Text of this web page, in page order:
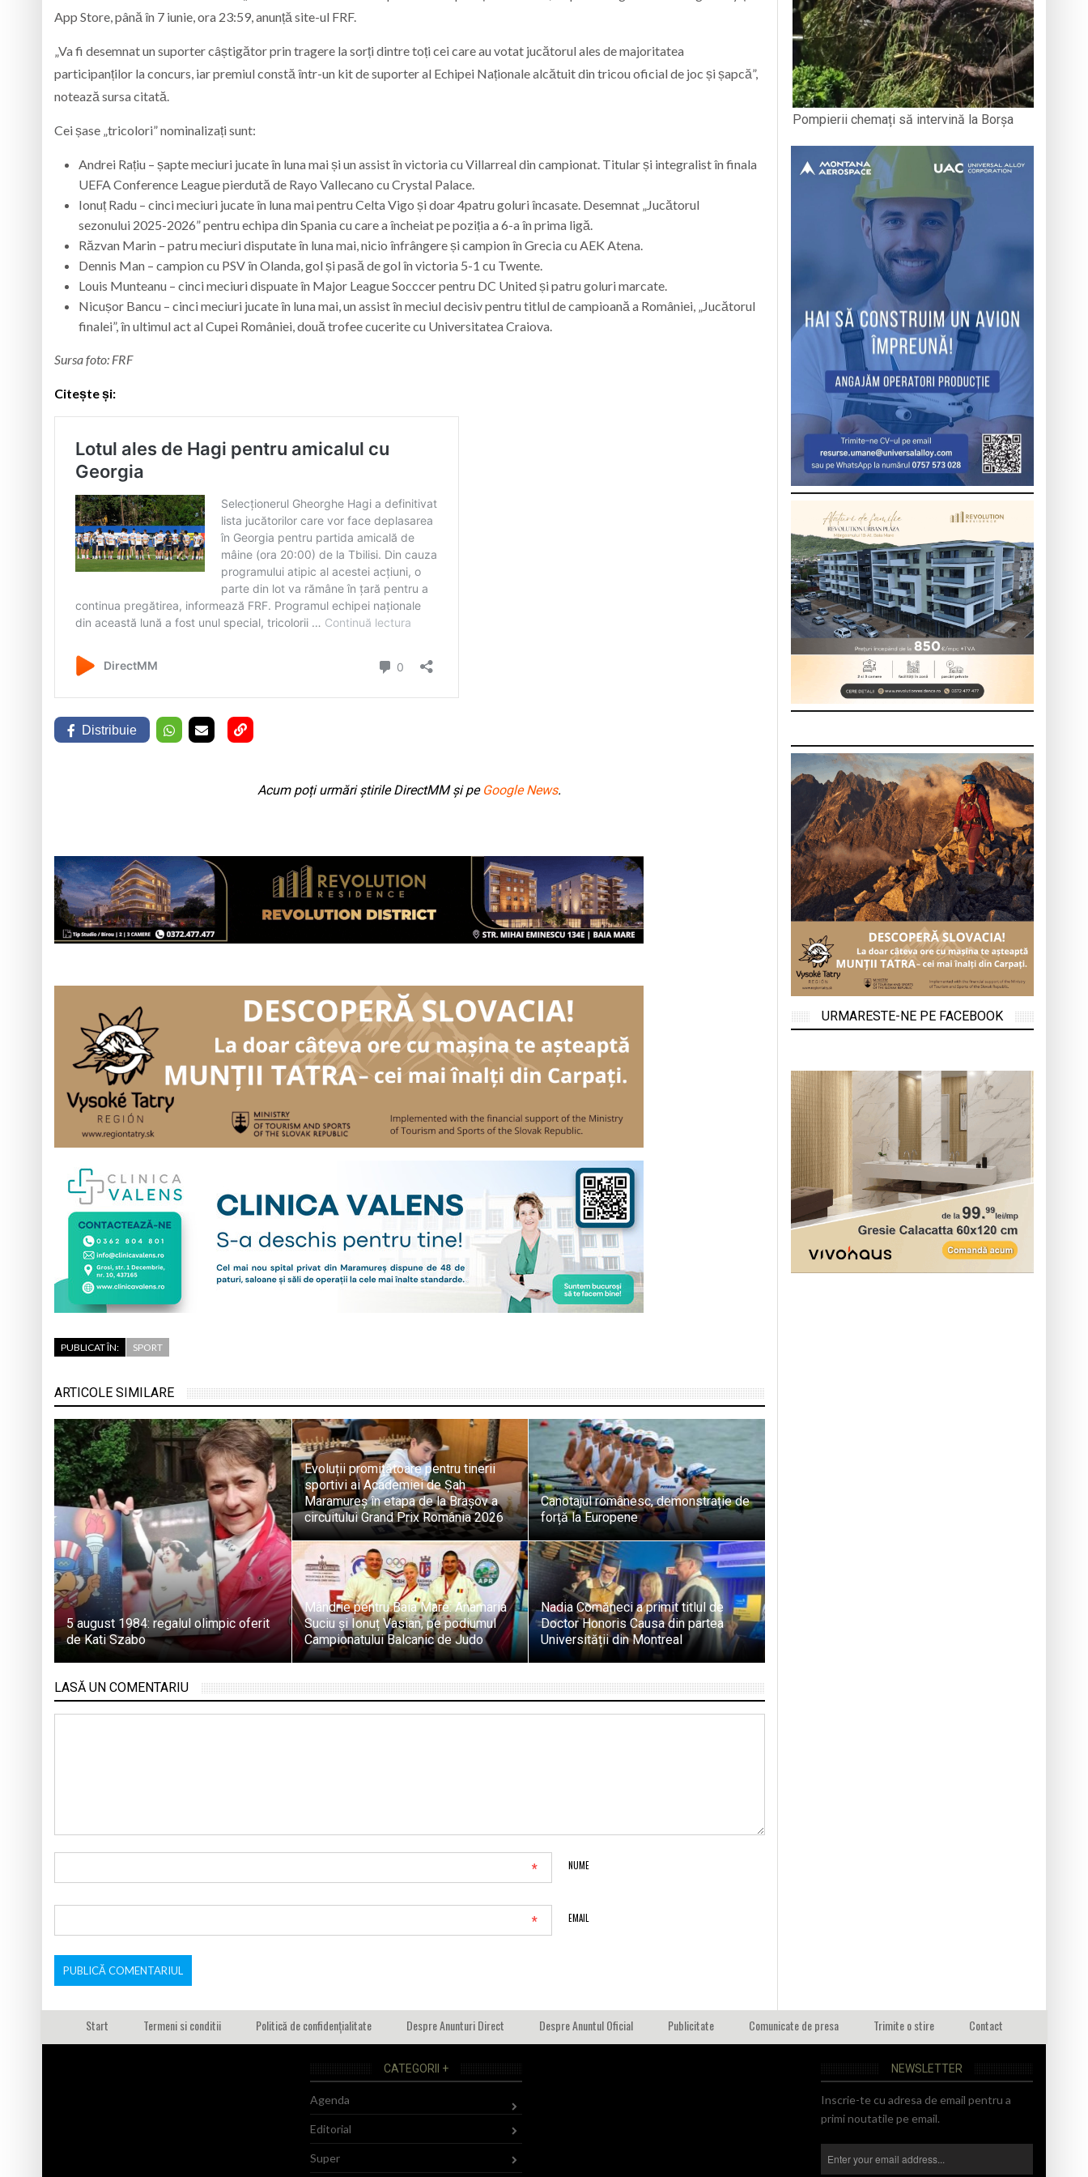
App Store, până în 7 iunie, ora 23:59, anunță site-ul FRF.
„Va fi desemnat un suporter câștigător prin tragere la sorți dintre toți cei care au votat jucătorul ales de majoritatea
participanților la concurs, iar premiul constă într-un kit de suporter al Echipei Naționale alcătuit din tricou oficial de joc și șapcă”,
notează sursa citată.
Cei șase „tricolori” nominalizați sunt:
Andrei Rațiu – șapte meciuri jucate în luna mai și un assist în victoria cu Villarreal din campionat. Titular și integralist în finala
UEFA Conference League pierdută de Rayo Vallecano cu Crystal Palace.
Ionuț Radu – cinci meciuri jucate în luna mai pentru Celta Vigo și doar 4patru goluri încasate. Desemnat „Jucătorul
sezonului 2025-2026” pentru echipa din Spania cu care a încheiat pe poziția a 6-a în prima ligă.
Răzvan Marin – patru meciuri disputate în luna mai, nicio înfrângere și campion în Grecia cu AEK Atena.
Dennis Man – campion cu PSV în Olanda, gol și pasă de gol în victoria 5-1 cu Twente.
Louis Munteanu – cinci meciuri dispuate în Major League Socccer pentru DC United și patru goluri marcate.
Nicușor Bancu – cinci meciuri jucate în luna mai, un assist în meciul decisiv pentru titlul de campioană a României, „Jucătorul
finalei”, în ultimul act al Cupei României, două trofee cucerite cu Universitatea Craiova.
Sursa foto: FRF
Citește și:
Distribuie
Acum poți urmări știrile DirectMM și pe Google News.
PUBLICAT ÎN: SPORT
ARTICOLE SIMILARE
5 august 1984: regalul olimpic oferit
de Kati Szabo
Evoluții promițătoare pentru tinerii
sportivi ai Academiei de Șah
Maramureș în etapa de la Brașov a
circuitului Grand Prix România 2026
Canotajul românesc, demonstrație de
forță la Europene
Mândrie pentru Baia Mare: Anamaria
Suciu și Ionuț Vasian, pe podiumul
Campionatului Balcanic de Judo
Nadia Comăneci a primit titlul de
Doctor Honoris Causa din partea
Universității din Montreal
LASĂ UN COMENTARIU
NUME
*
EMAIL
*
Pompierii chemați să intervină la Borșa
URMARESTE-NE PE FACEBOOK
Start Termeni si conditii Politică de confidențialitate Despre Anunturi Direct Despre Anuntul Oficial Publicitate Comunicate de presa Trimite o stire Contact
CATEGORII +
Agenda
Editorial
Super
NEWSLETTER
Inscrie-te cu adresa de email pentru a
primi noutatile pe email.